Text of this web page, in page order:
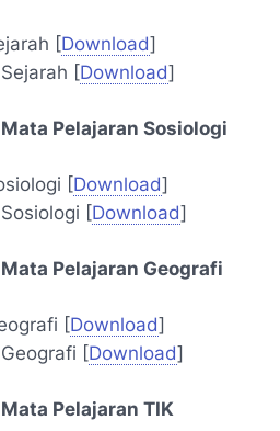
[Download]
[Download]
Pelajaran Sosiologi
[Download]
[Download]
Pelajaran Geografi
[Download]
[Download]
Pelajaran TIK